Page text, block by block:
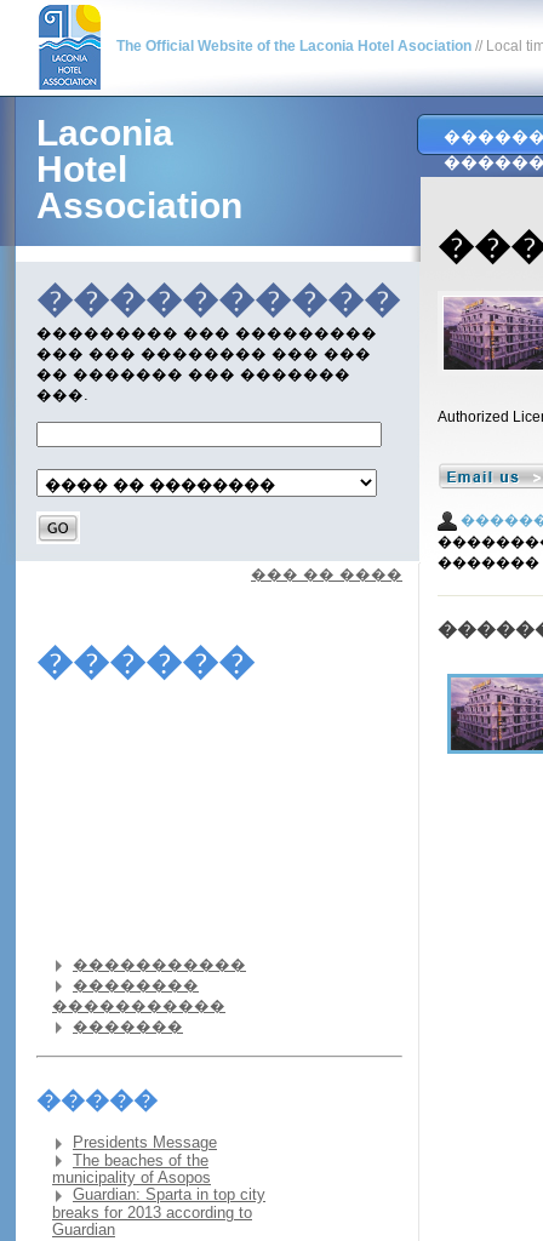
The Official Website of the Laconia Hotel Asociation // Local
Laconia
Hotel
Association
����������
��������� ��� ���������
��� ��� �������� ��� ���
�� ������� ��� �������
���.
��� �� ����
������
�����������
��������
�����������
�������
�����
Presidents Message
The beaches of the
municipality of Asopos
Guardian: Sparta in top city
breaks for 2013 according to
Guardian
Authorized
�������